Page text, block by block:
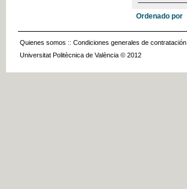
Ordenado por
Quienes somos :: Condiciones generales de contratación
Universitat Politècnica de València © 2012